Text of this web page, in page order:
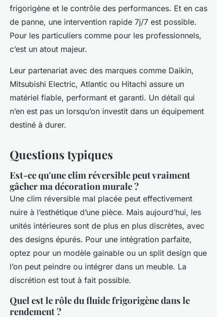
frigorigène et le contrôle des performances. Et en cas
de panne, une intervention rapide 7j/7 est possible.
Pour les particuliers comme pour les professionnels,
c’est un atout majeur.
Leur partenariat avec des marques comme Daikin,
Mitsubishi Electric, Atlantic ou Hitachi assure un
matériel fiable, performant et garanti. Un détail qui
n’en est pas un lorsqu’on investit dans un équipement
destiné à durer.
Questions typiques
Est-ce qu'une clim réversible peut vraiment
gâcher ma décoration murale ?
Une clim réversible mal placée peut effectivement
nuire à l’esthétique d’une pièce. Mais aujourd’hui, les
unités intérieures sont de plus en plus discrètes, avec
des designs épurés. Pour une intégration parfaite,
optez pour un modèle gainable ou un split design que
l’on peut peindre ou intégrer dans un meuble. La
discrétion est tout à fait possible.
Quel est le rôle du fluide frigorigène dans le
rendement ?